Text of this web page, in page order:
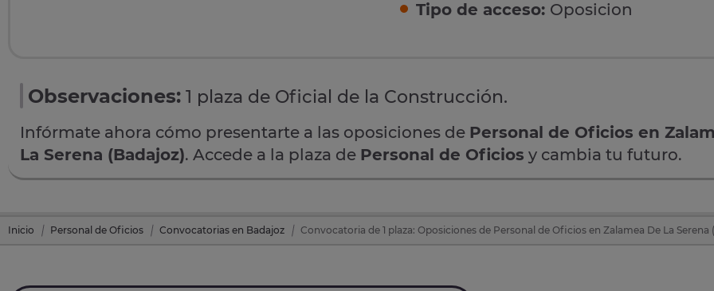
Tipo de acceso: Oposicion
Observaciones: 1 plaza de Oficial de la Construcción.
Infórmate ahora cómo presentarte a las oposiciones de Personal de Oficios en
La Serena (Badajoz). Accede a la plaza de Personal de Oficios y cambia tu futuro.
Inicio Personal de Oficios Convocatorias en Badajoz Convocatoria de 1 plaza: Oposiciones de Personal de Oficios en Zalamea De La Serena